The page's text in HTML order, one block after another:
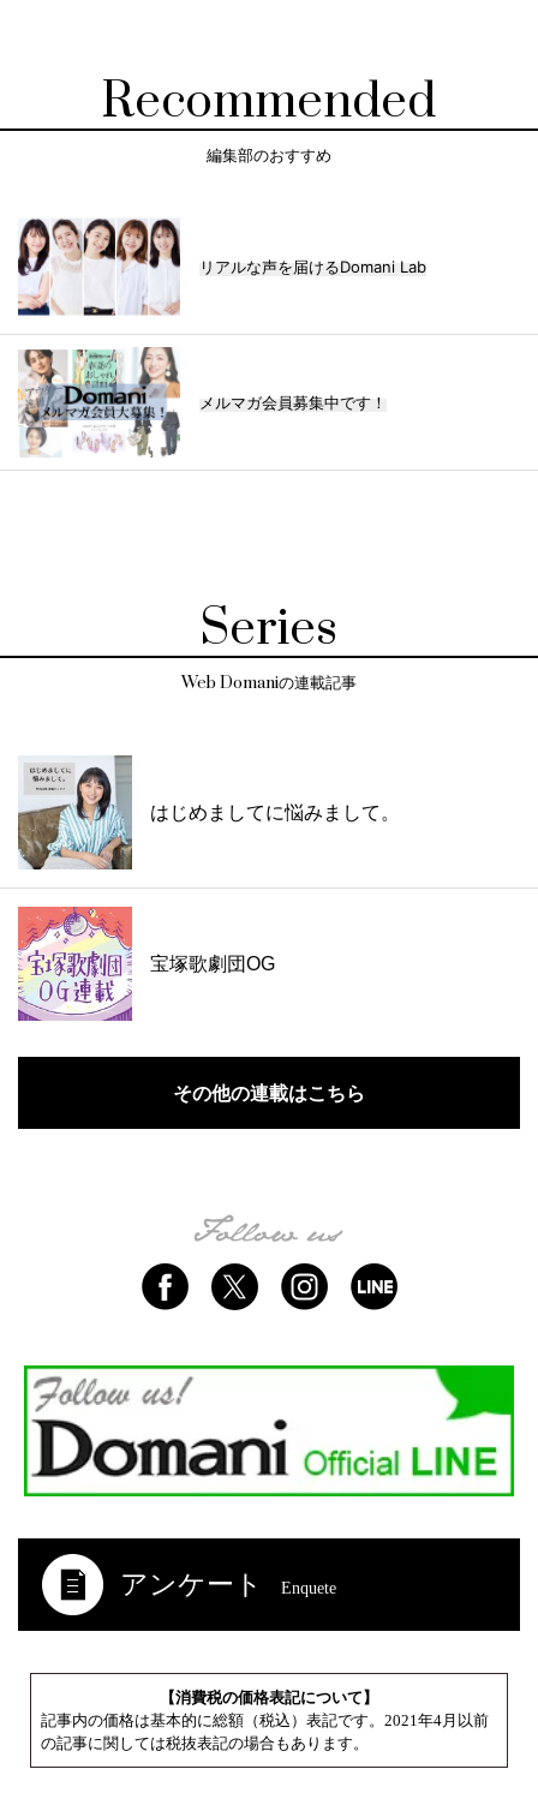
Recommended
編集部のおすすめ
リアルな声を届けるDomani Lab
メルマガ会員募集中です！
Series
Web Domaniの連載記事
はじめましてに悩みまして。
宝塚歌劇団OG
その他の連載はこちら
アンケート Enquete
【消費税の価格表記について】
記事内の価格は基本的に総額（税込）表記です。2021年4月以前
の記事に関しては税抜表記の場合もあります。